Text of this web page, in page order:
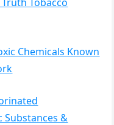
Chemicals Known
Substances &